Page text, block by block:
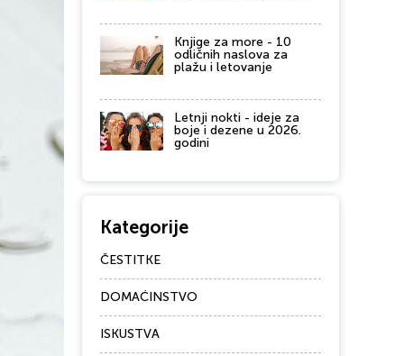
Knjige za more - 10
odličnih naslova za
plažu i letovanje
Letnji nokti - ideje za
boje i dezene u 2026.
godini
Kategorije
ČESTITKE
DOMAĆINSTVO
ISKUSTVA